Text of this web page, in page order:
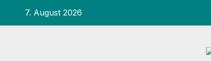
springen7. August 2026